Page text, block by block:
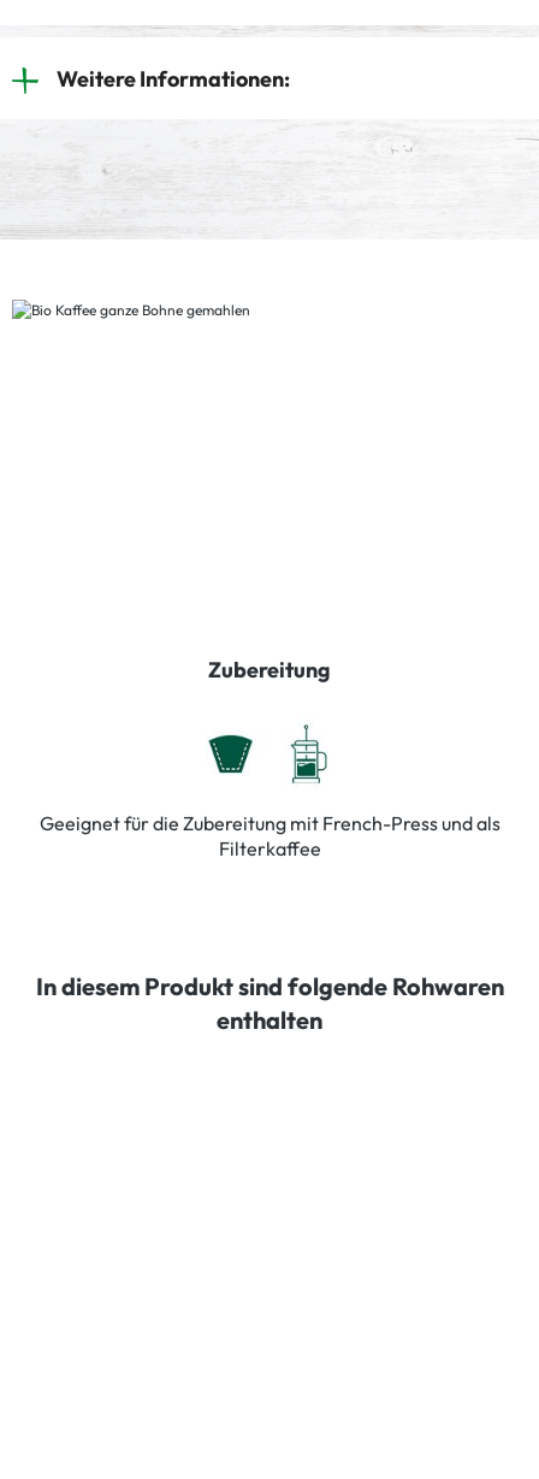
Weitere Informationen:
Zubereitung
Geeignet für die Zubereitung mit French-Press und als
Filterkaffee
In diesem Produkt sind folgende Rohwaren
enthalten